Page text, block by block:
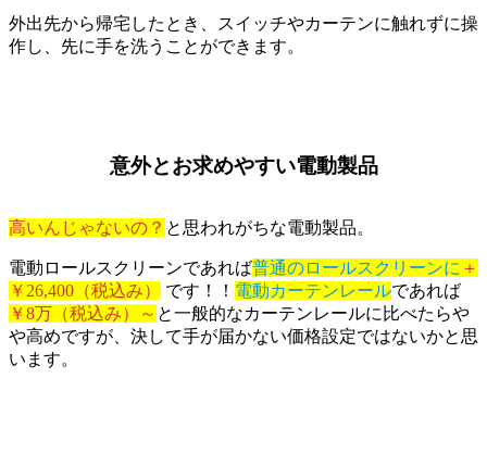
外出先から帰宅したとき、スイッチやカーテンに触れずに操
作し、先に手を洗うことができます。
意外とお求めやすい電動製品
高いんじゃないの？ と思われがちな電動製品。
電動ロールスクリーンであれば普通のロールスクリーンに ＋
￥26,400（税込み）
です！！ 電動カーテンレールであれば
￥8万（税込み）～ と一般的なカーテンレールに比べたらや
や高めですが、決して手が届かない価格設定ではないかと思
います。